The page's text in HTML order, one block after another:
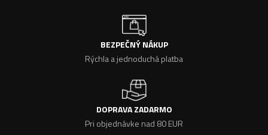
BEZPEČNÝ NÁKUP
Rýchla a jednoduchá platba
DOPRAVA ZADARMO
Pri objednávke nad 80 EUR